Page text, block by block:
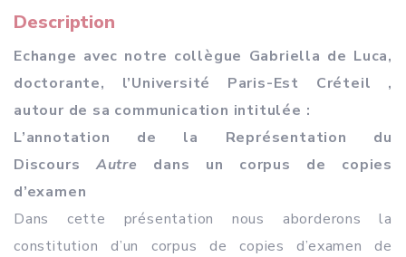
Description
Echange avec notre collègue Gabriella de Luca,
doctorante, l’Université Paris-Est Créteil ,
autour de sa communication intitulée :
L’annotation de la Représentation du
DiscoursAutre dans un corpus de copies
d’examen
Dans cette présentation nous aborderons la
constitution d’un corpus de copies d’examen de